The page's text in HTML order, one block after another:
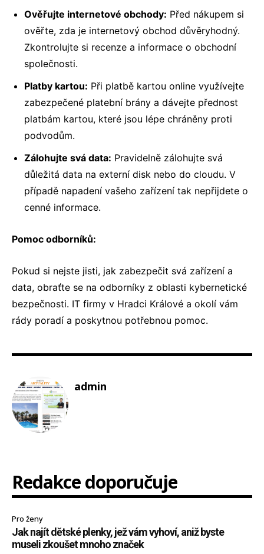
Ověřujte internetové obchody: Před nákupem si
ověřte, zda je internetový obchod důvěryhodný.
Zkontrolujte si recenze a informace o obchodní
společnosti.
Platby kartou: Při platbě kartou online využívejte
zabezpečené platební brány a dávejte přednost
platbám kartou, které jsou lépe chráněny proti
podvodům.
Zálohujte svá data: Pravidelně zálohujte svá
důležitá data na externí disk nebo do cloudu. V
případě napadení vašeho zařízení tak nepřijdete o
cenné informace.
Pomoc odborníků:
Pokud si nejste jisti, jak zabezpečit svá zařízení a
data, obraťte se na odborníky z oblasti kybernetické
bezpečnosti. IT firmy v Hradci Králové a okolí vám
rády poradí a poskytnou potřebnou pomoc.
admin
Redakce doporučuje
Pro ženy
Jak najít dětské plenky, jež vám vyhoví, aniž byste
museli zkoušet mnoho značek